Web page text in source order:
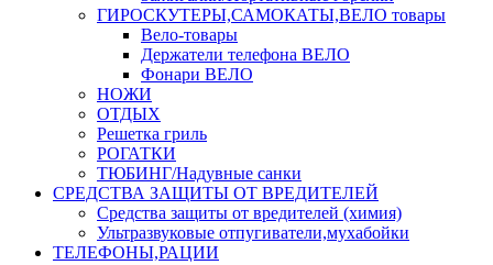
ГИРОСКУТЕРЫ,САМОКАТЫ,ВЕЛО товары
Вело-товары
Держатели телефона ВЕЛО
Фонари ВЕЛО
НОЖИ
ОТДЫХ
Решетка гриль
РОГАТКИ
ТЮБИНГ/Надувные санки
СРЕДСТВА ЗАЩИТЫ ОТ ВРЕДИТЕЛЕЙ
Средства защиты от вредителей (химия)
Ультразвуковые отпугиватели,мухабойки
ТЕЛЕФОНЫ,РАЦИИ